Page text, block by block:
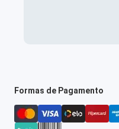
Formas de Pagamento